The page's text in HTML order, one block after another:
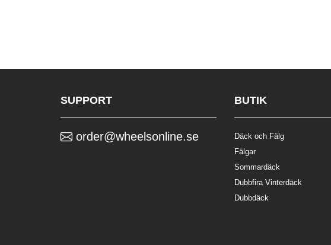
SUPPORT
order@wheelsonline.se
BUTIK
Däck och Fälg
Fälgar
Sommardäck
Dubbfira Vinterdäck
Dubbdäck